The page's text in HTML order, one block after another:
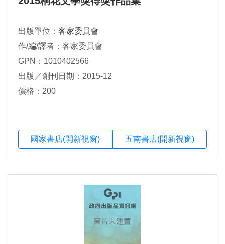
出版單位： 客家委員會
作/編/譯者：客家委員會
GPN：1010402566
出版／創刊日期：2015-12
價格：200
國家書店(開新視窗) 五南書店(開新視窗)